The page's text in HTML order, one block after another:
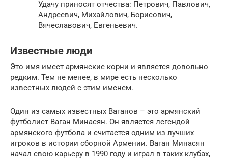
Удачу приносят отчества: Петрович, Павлович,
Андреевич, Михайлович, Борисович,
Вячеславович, Евгеньевич.
Известные люди
Это имя имеет армянские корни и является довольно
редким. Тем не менее, в мире есть несколько
известных людей с этим именем.
Один из самых известных Ваганов – это армянский
футболист Ваган Минасян. Он является легендой
армянского футбола и считается одним из лучших
игроков в истории сборной Армении. Ваган Минасян
начал свою карьеру в 1990 году и играл в таких клубах,